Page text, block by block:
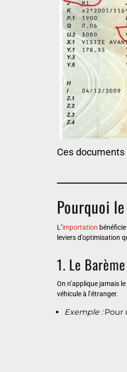
Ces
Pourquoi
L’importation
leviers d’optimisation
1. Le
On n’applique jamais
véhicule à l’étranger.
Exemple :Pour